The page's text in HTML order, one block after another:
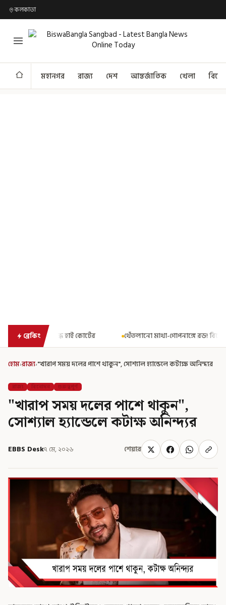
কলকাতা
মহানগর রাজ্য দেশ আন্তর্জাতিক খেলা
ব্রেকিং থেঁতলানো মাথা-গোপনাঙ্গে রড! বিজেপিশাসিত অসমে নাবালিকার
হোম›রাজ্য›"খারাপ সময় দলের পাশে থাকুন", সোশ্যাল হ্যান্ডেলে কটাক্ষ অনিন্দ্যর
রাজ্য বিনোদন গুরুত্বপূর্ণ
"খারাপ সময় দলের পাশে থাকুন",
সোশ্যাল হ্যান্ডেলে কটাক্ষ অনিন্দ্যর
EBBS Desk৭ মে, ২০২৬ শেয়ার